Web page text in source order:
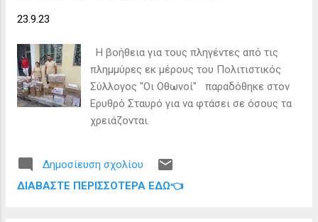
Υποψήφια Περιφερειάρχης Μαρία Δρυ:
Κατέχη Χριστούλα, αγρότισσα 6)Αριστερή
Αγωνιστική Συνεργασία στα Ιόνια (ΑΡΣΙ)
Υποψήφιος Περιφερειάρχης Γιώργος
Ραιδεστινός: Ουδείς/Ουδεμία Καλή
23.9.23
Η βοήθεια για τους πληγέντες από τις
πλημμύρες εκ μέρους του Πολιτιστικός
Σύλλογος "Οι Οθωνοί" παραδόθηκε στον
Ερυθρό Σταυρό για να φτάσει σε όσους τα
χρειάζονται.
Δημοσίευση σχολίου
ΔΙΑΒΆΣΤΕ ΠΕΡΙΣΣΌΤΕΡΑ ΕΔΏ👈